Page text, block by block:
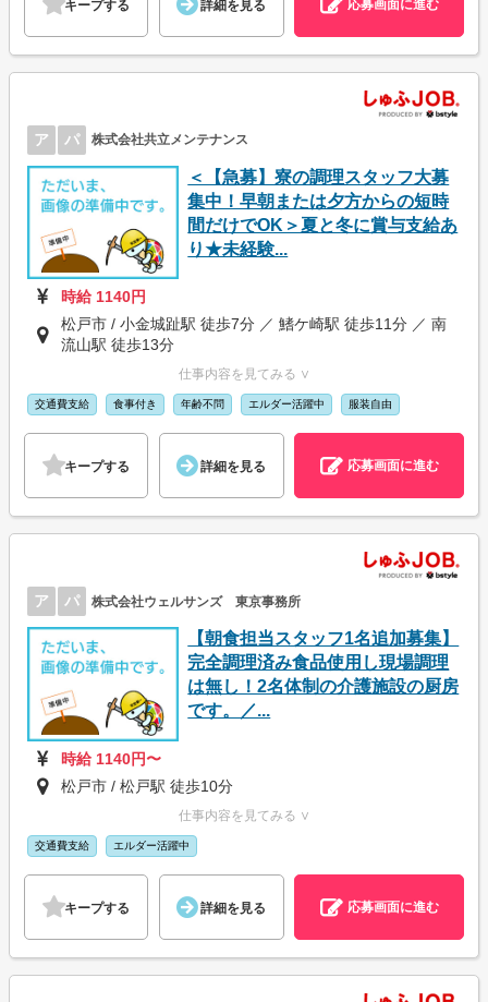
キープする 詳細を見る 応募画面に進む
ア パ 株式会社共立メンテナンス
＜【急募】寮の調理スタッフ大募
集中！早朝または夕方からの短時
間だけでOK＞夏と冬に賞与支給あ
り★未経験...
時給 1140円
松戸市 / 小金城趾駅 徒歩7分 ／ 鰭ケ崎駅 徒歩11分 ／ 南
流山駅 徒歩13分
仕事内容を見てみる ∨
交通費支給 食事付き 年齢不問 エルダー活躍中 服装自由
キープする 詳細を見る 応募画面に進む
ア パ 株式会社ウェルサンズ 東京事務所
【朝食担当スタッフ1名追加募集】
完全調理済み食品使用し現場調理
は無し！2名体制の介護施設の厨房
です。／...
時給 1140円〜
松戸市 / 松戸駅 徒歩10分
仕事内容を見てみる ∨
交通費支給 エルダー活躍中
キープする 詳細を見る 応募画面に進む